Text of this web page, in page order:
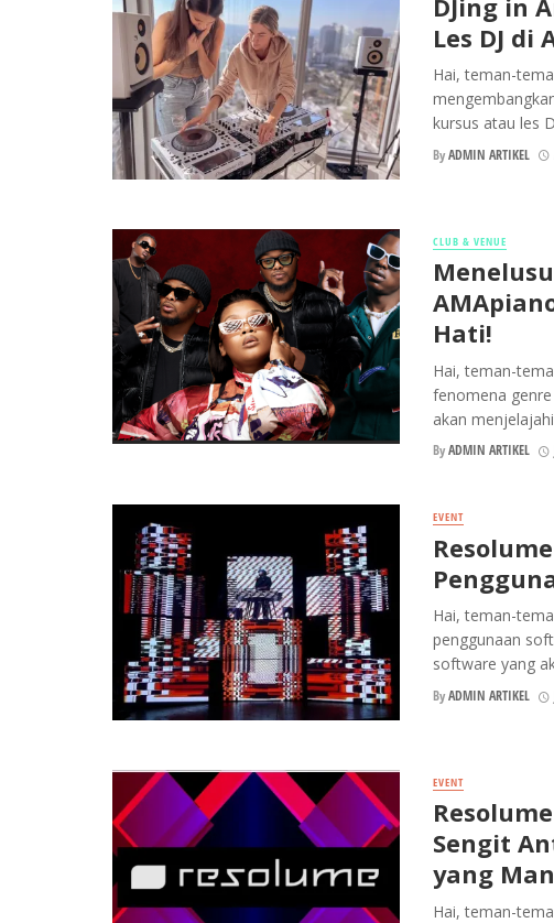
DJing in
Les DJ di
Hai, teman-
kursus atau les
ByADMIN ARTIKEL
CLUB & VENUE
Hati!
Hai, teman-
fenomena
akan menjelajahi
ByADMIN ARTIKEL
EVENT
Hai, teman-
penggunaan
software yang
ByADMIN ARTIKEL
EVENT
Sengit
yang
Hai, teman-